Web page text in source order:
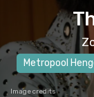
Metropool
Image credits